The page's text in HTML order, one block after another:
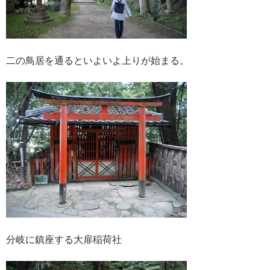
二の鳥居を通るといよいよ上りが始まる。
分岐に鎮座する大扉稲荷社